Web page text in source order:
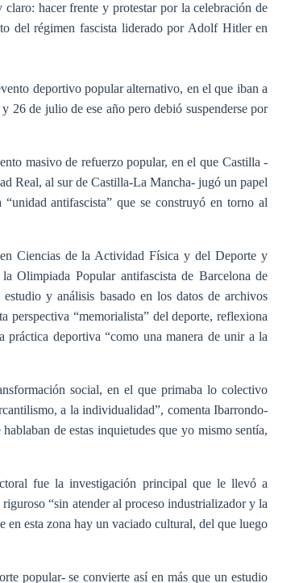
hacer frente y protestar por la celebración de
del régimen fascista liderado por Adolf Hitler en
deportivo popular alternativo, en el que iban a
26 de julio de ese año pero debió suspenderse por
masivo de refuerzo popular, en el que Castilla -
Real, al sur de Castilla-La Mancha- jugó un papel
antifascista” que se construyó en torno al
Ciencias de la Actividad Física y del Deporte y
Olimpiada Popular antifascista de Barcelona de
y análisis basado en los datos de archivos
perspectiva “memorialista” del deporte, reflexiona
deportiva “como una manera de unir a la
social, en el que primaba lo colectivo
a la individualidad”, comenta Ibarrondo-
de estas inquietudes que yo mismo sentía,
fue la investigación principal que le llevó a
“sin atender al proceso industrializador y la
esta zona hay un vaciado cultural, del que luego
popular- se convierte así en más que un estudio